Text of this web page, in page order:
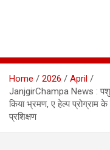
Home 2026
April
JanjgirChampa News :
किया भ्रमण, ए हेल्प प्रोग्राम
प्रशिक्षण